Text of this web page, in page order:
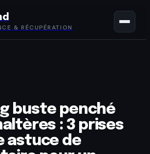
& RÉCUPÉRATION
buste penché
: 3 prises
astuce de